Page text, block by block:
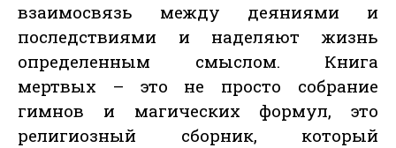
взаимосвязь между деяниями и
последствиями и наделяют жизнь
определенным смыслом. Книга
мертвых – это не просто собрание
гимнов и магических формул, это
религиозный сборник, который